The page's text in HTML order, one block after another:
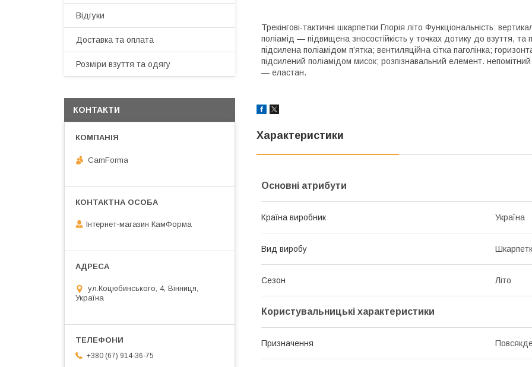
Трекінгові-тактичні шкарпетки Глорія літо Функціональність:
поліамід — підвищена зносостійкість у точках дотику до взуття,
підсилена поліамідом п’ятка; вентиляційна сітка паголінка;
підсилений поліамідом мисок; розпізнавальний елемент.
— еластан.
Характеристики
Основні атрибути
Країна виробник Україна
Вид виробу
Сезон Літо
Користувальницькі характеристики
Призначення
Відгуки
Доставка та оплата
Розміри взуття та одягу
КОНТАКТИ
CamForma
Інтернет-магазин КамФорма
ул.Коцюбинського, 4, Вінниця,
Україна
+380 (67) 914-36-75